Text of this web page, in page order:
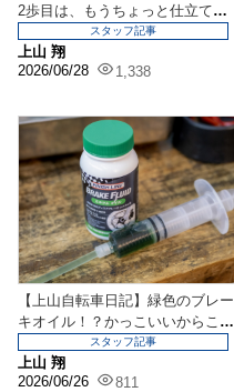
2歩目は、もうちょっと仕立てを
やっていきましょ...
上山 翔
2026/06/28
1,338
スタッフ記事
【上山自転車日記】緑色のブレー
キオイル！？かっこいいからこの
ブレーキオイルでブリ...
上山 翔
2026/06/26
811
スタッフ記事